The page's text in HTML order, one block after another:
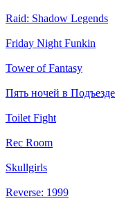
Raid: Shadow Legends
Friday Night Funkin
Tower of Fantasy
Пять ночей в Подъезде
Toilet Fight
Rec Room
Skullgirls
Reverse: 1999